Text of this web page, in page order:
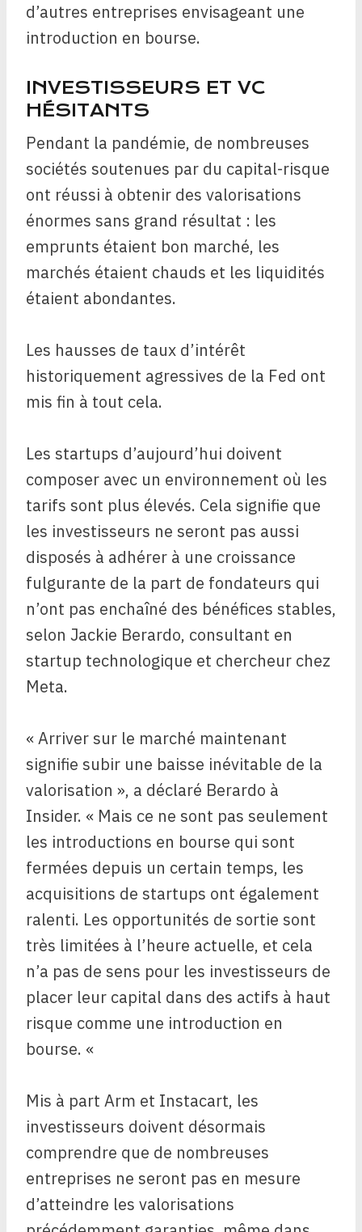
d’autres entreprises envisageant une
introduction en bourse.
INVESTISSEURS ET VC
HÉSITANTS
Pendant la pandémie, de nombreuses
sociétés soutenues par du capital-risque
ont réussi à obtenir des valorisations
énormes sans grand résultat : les
emprunts étaient bon marché, les
marchés étaient chauds et les liquidités
étaient abondantes.
Les hausses de taux d’intérêt
historiquement agressives de la Fed ont
mis fin à tout cela.
Les startups d’aujourd’hui doivent
composer avec un environnement où les
tarifs sont plus élevés. Cela signifie que
les investisseurs ne seront pas aussi
disposés à adhérer à une croissance
fulgurante de la part de fondateurs qui
n’ont pas enchaîné des bénéfices stables,
selon Jackie Berardo, consultant en
startup technologique et chercheur chez
Meta.
« Arriver sur le marché maintenant
signifie subir une baisse inévitable de la
valorisation », a déclaré Berardo à
Insider. « Mais ce ne sont pas seulement
les introductions en bourse qui sont
fermées depuis un certain temps, les
acquisitions de startups ont également
ralenti. Les opportunités de sortie sont
très limitées à l’heure actuelle, et cela
n’a pas de sens pour les investisseurs de
placer leur capital dans des actifs à haut
risque comme une introduction en
bourse. «
Mis à part Arm et Instacart, les
investisseurs doivent désormais
comprendre que de nombreuses
entreprises ne seront pas en mesure
d’atteindre les valorisations